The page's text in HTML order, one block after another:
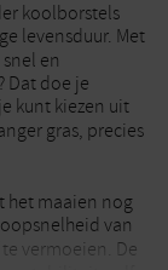
koolborstels
levensduur. Met
en
Dat doe je
kunt kiezen uit
gras, precies
het maaien nog
van
vermoeien. De